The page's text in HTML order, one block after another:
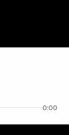
0:00